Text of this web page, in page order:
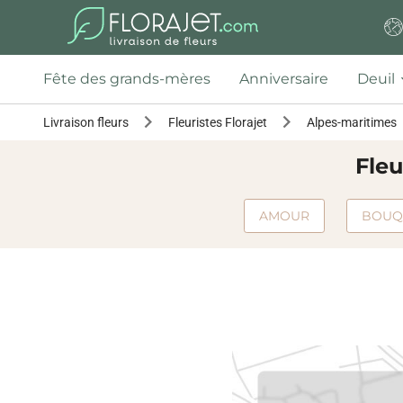
Fête des grands-mères Anniversaire Deuil
Livraison fleurs Fleuristes Florajet Alpes-maritimes
AMOUR